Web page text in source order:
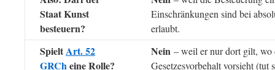
Staat Kunst
besteuern?
Einschränkungen sind bei
erlaubt.
SpieltArt. 52
GRCheine Rolle?
Nein – weil er nur dort gilt, wo
Gesetzesvorbehalt vorsieht